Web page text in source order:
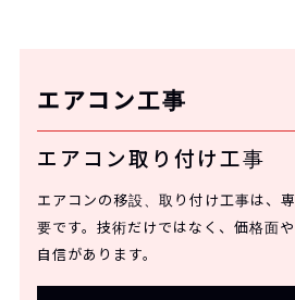
エアコン工事
エアコン取り付け工事
エアコンの移設、取り付け工事は、
要です。技術だけではなく、価格面
自信があります。